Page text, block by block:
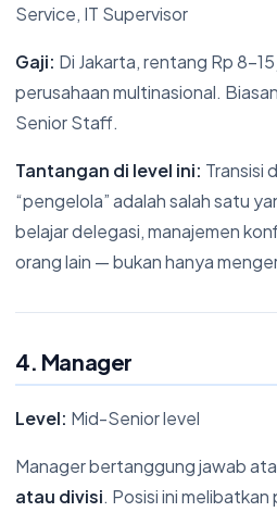
Service, IT Supervisor
Gaji: Di Jakarta, rentang Rp 8-
perusahaan multinasional.
Senior Staff.
Tantangan di level ini: Transisi
“pengelola” adalah salah satu
belajar delegasi, manajemen
orang lain — bukan hanya
4. Manager
Level: Mid-Senior level
Manager bertanggung jawab
atau divisi. Posisi ini